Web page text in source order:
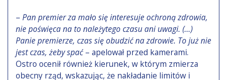
– Pan premier za mało się interesuje ochroną zdrowia,
nie poświęca na to należytego czasu ani uwagi. (…)
Panie premierze, czas się obudzić na zdrowie. To już nie
jest czas, żeby spać– apelował przed kamerami.
Ostro ocenił również kierunek, w którym zmierza
obecny rząd, wskazując, że nakładanie limitów i